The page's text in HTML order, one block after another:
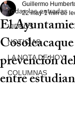
Todas las entradas
VIDEOS
NOTICIAS
LA NOTA DE HOY
COLUMNAS
El
prevención
entre
Guillermo
22 may 1 min de